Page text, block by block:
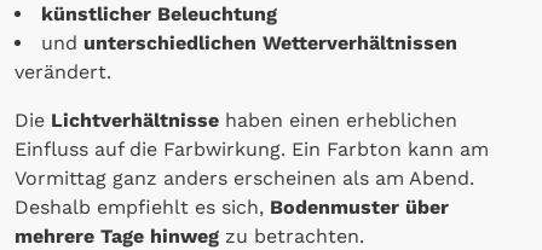
künstlicher Beleuchtung
und unterschiedlichen Wetterverhältnissen
verändert.
Die Lichtverhältnisse haben einen erheblichen
Einfluss auf die Farbwirkung. Ein Farbton kann am
Vormittag ganz anders erscheinen als am Abend.
Deshalb empfiehlt es sich, Bodenmuster über
mehrere Tage hinweg zu betrachten.